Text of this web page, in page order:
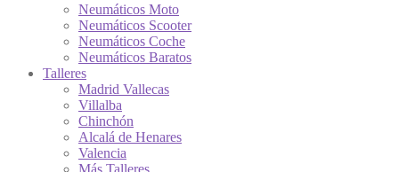
Neumáticos Moto
Neumáticos Scooter
Neumáticos Coche
Neumáticos Baratos
Talleres
Madrid Vallecas
Villalba
Chinchón
Alcalá de Henares
Valencia
Más Talleres